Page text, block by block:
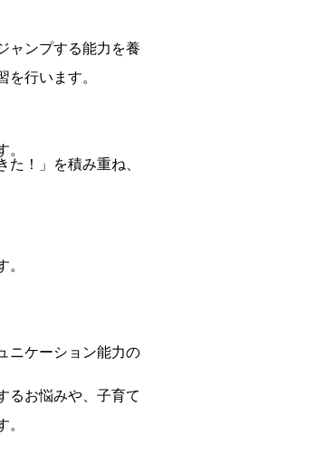
ャンプする能力を養
行います。
！」を積み重ね、
ニケーション能力の
るお悩みや、子育て